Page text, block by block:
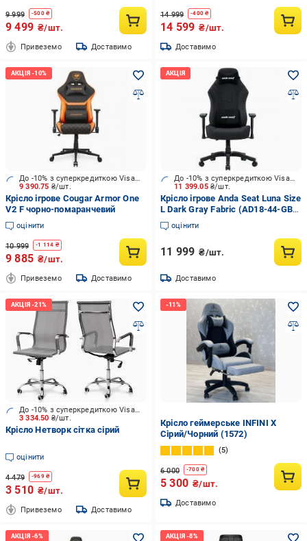
9 999 -500₴
9 499 ₴/шт.
Привеземо Доставимо
14 999 -400₴
14 599 ₴/шт.
Доставимо
9 390.75 ₴/шт.
До -10% з суперкредиткою Visa Вигода
Крісло ігрове Cougar Armor One
V2 F чорно-помаранчевий
оцінити
10 999 -1 114 ₴
9 885 ₴/шт.
Привеземо Доставимо
11 399.05 ₴/шт.
До -10% з суперкредиткою Visa Вигода
Крісло ігрове Anda Seat Luna Size
L Dark Gray Fabric (AD18-44-GB-
F)
оцінити
11 999 ₴/шт.
Доставимо
3 334.50 ₴/шт.
До -10% з суперкредиткою Visa Вигода
Крісло Нетворк сітка сірий
оцінити
4 479 -969₴
3 510 ₴/шт.
Привеземо Доставимо
Крісло геймерське INFINI X
Сірий/Чорний (1572)
5
6 000 -700₴
5 300 ₴/шт.
Доставимо